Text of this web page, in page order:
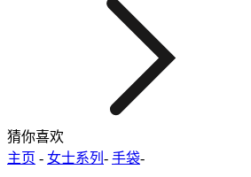
猜你喜欢
主页 - 女士系列 - 手袋-